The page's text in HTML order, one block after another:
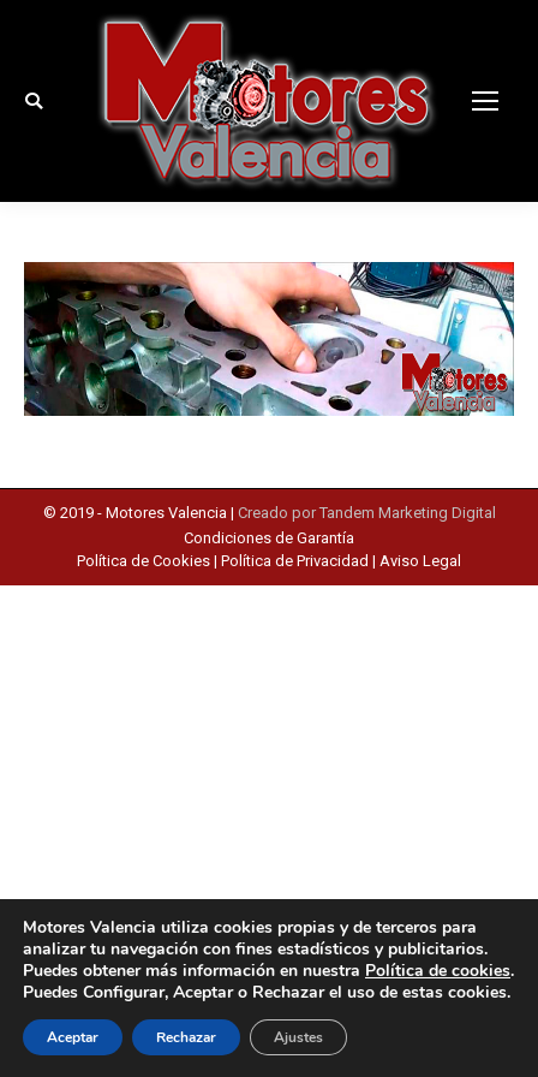
Buscar:
© 2019 - Motores Valencia | Creado por Tandem Marketing Digital
Condiciones de Garantía
Política de Cookies | Política de Privacidad | Aviso Legal
Motores Valencia utiliza cookies propias y de terceros para
analizar tu navegación con fines estadísticos y publicitarios.
Puedes obtener más información en nuestra Política de cookies.
Puedes Configurar, Aceptar o Rechazar el uso de estas cookies.
Aceptar Rechazar Ajustes